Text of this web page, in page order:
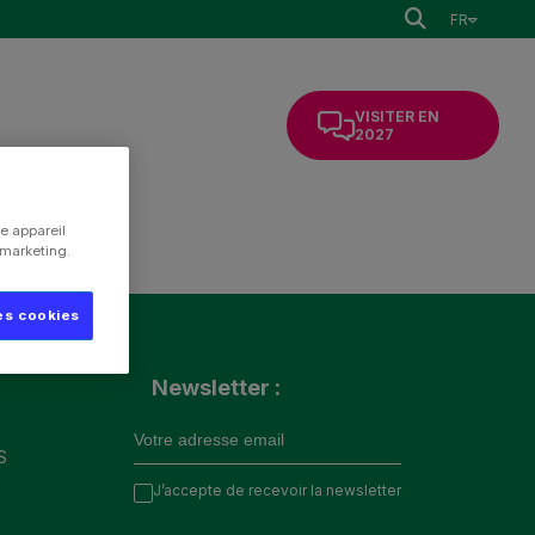
FR
VISITER EN
2027
Newsletter :
J’accepte de recevoir la newsletter
appareil
cookies